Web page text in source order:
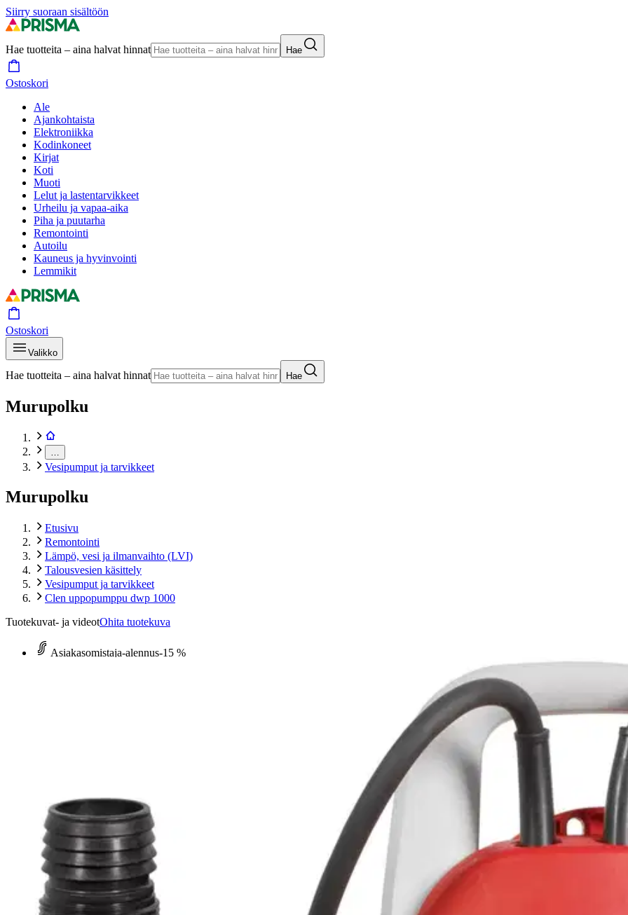
Siirry suoraan sisältöön
Hae tuotteita – aina halvat hinnat Hae
Ostoskori
Ale
Ajankohtaista
Elektroniikka
Kodinkoneet
Kirjat
Koti
Muoti
Lelut ja lastentarvikkeet
Urheilu ja vapaa-aika
Piha ja puutarha
Remontointi
Autoilu
Kauneus ja hyvinvointi
Lemmikit
Ostoskori
Valikko
Hae tuotteita – aina halvat hinnat Hae
Murupolku
Vesipumput ja tarvikkeet
Murupolku
Etusivu
Remontointi
Lämpö, vesi ja ilmanvaihto (LVI)
Talousvesien käsittely
Vesipumput ja tarvikkeet
Clen uppopumppu dwp 1000
Tuotekuvat- ja videotOhita tuotekuva
Asiakasomistaja-alennus-15 %
Clen uppopumppu dwp 1000
228,65 €
Asiakasomistajahinta
Hinta ilman S-Etukorttia: 269,00 €